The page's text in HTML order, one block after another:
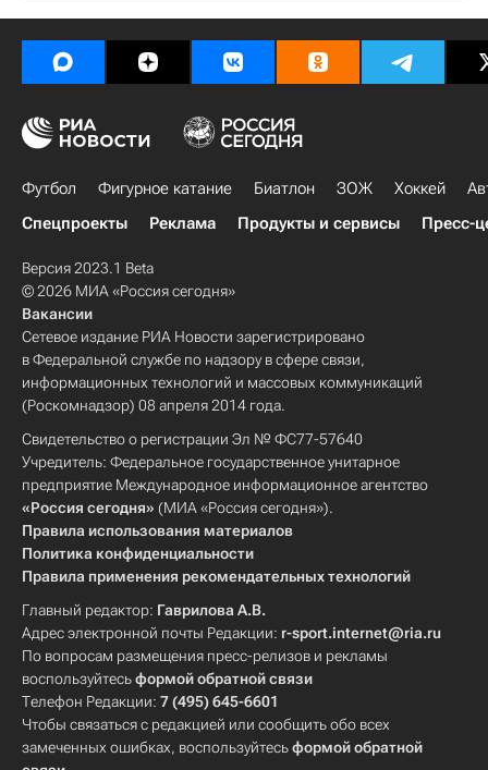
Футбол Фигурное катание Биатлон ЗОЖ Хоккей
Спецпроекты
Реклама Продукты и сервисы Пресс-
Версия 2023.1 Beta
© 2026 МИА «Россия сегодня»
Вакансии
Сетевое издание РИА Новости зарегистрировано
в Федеральной службе по надзору в сфере связи,
информационных технологий и массовых коммуникаций
(Роскомнадзор) 08 апреля 2014 года.
Свидетельство о регистрации Эл № ФС77-57640
Учредитель: Федеральное государственное унитарное
предприятие Международное информационное агентство
«Россия сегодня» (МИА «Россия сегодня»).
Правила использования материалов
Политика конфиденциальности
Правила применения рекомендательных технологий
Главный редактор: Гаврилова А.В.
Адрес электронной почты Редакции: r-sport.internet@ria.ru
По вопросам размещения пресс-релизов и рекламы
воспользуйтесьформой обратной связи
Телефон Редакции: 7 (495) 645-6601
Чтобы связаться с редакцией или сообщить обо всех
замеченных ошибках, воспользуйтесьформой обратной